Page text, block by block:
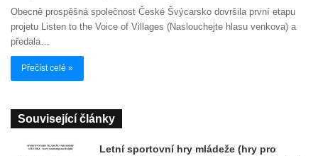
Obecně prospěšná společnost České Švýcarsko dovršila první etapu
projetu Listen to the Voice of Villages (Naslouchejte hlasu venkova) a
předala…
Přečíst celé »
Související články
Letní sportovní hry mládeže (hry pro